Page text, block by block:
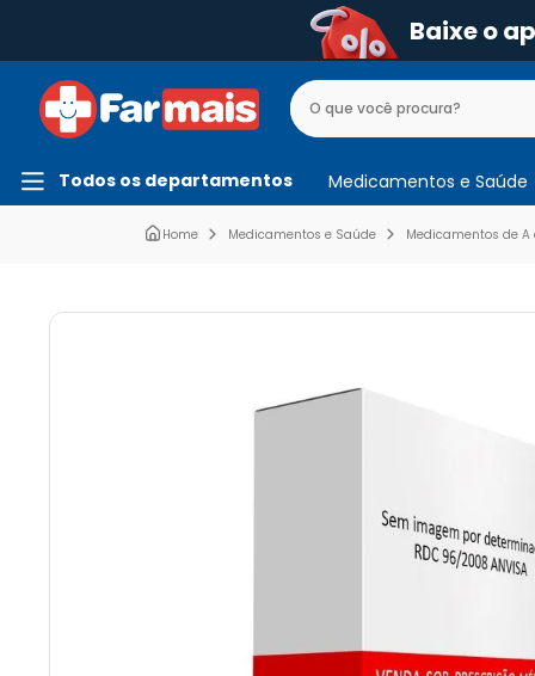
Baixe o
Todos os departamentos Medicamentos e Saúde
Medicamentos e Saúde Medicamentos de A